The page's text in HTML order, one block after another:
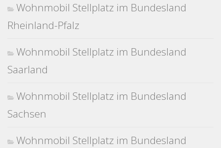
Wohnmobil Stellplatz im Bundesland
Rheinland-Pfalz
Wohnmobil Stellplatz im Bundesland
Saarland
Wohnmobil Stellplatz im Bundesland
Sachsen
Wohnmobil Stellplatz im Bundesland